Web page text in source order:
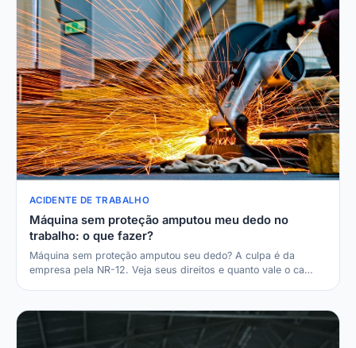
ACIDENTE DE TRABALHO
Máquina sem proteção amputou meu dedo no
trabalho: o que fazer?
Máquina sem proteção amputou seu dedo? A culpa é da
empresa pela NR-12. Veja seus direitos e quanto vale o ca…